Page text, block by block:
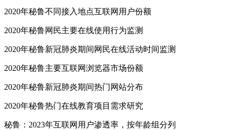
2020年秘鲁不同接入地点互联网用户份额
2020年秘鲁网民主要在线使用行为监测
2020年秘鲁新冠肺炎期间网民在线活动时间监测
2020年秘鲁主要互联网浏览器市场份额
2020年秘鲁新冠肺炎期间热门网站分布
2020年秘鲁热门在线教育项目需求研究
秘鲁：2023年互联网用户渗透率，按年龄组分列